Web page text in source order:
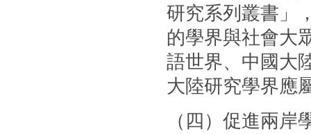
研究系列叢書」
的學界與社會大
語世界、中國大
大陸研究學界應
（四）促進兩